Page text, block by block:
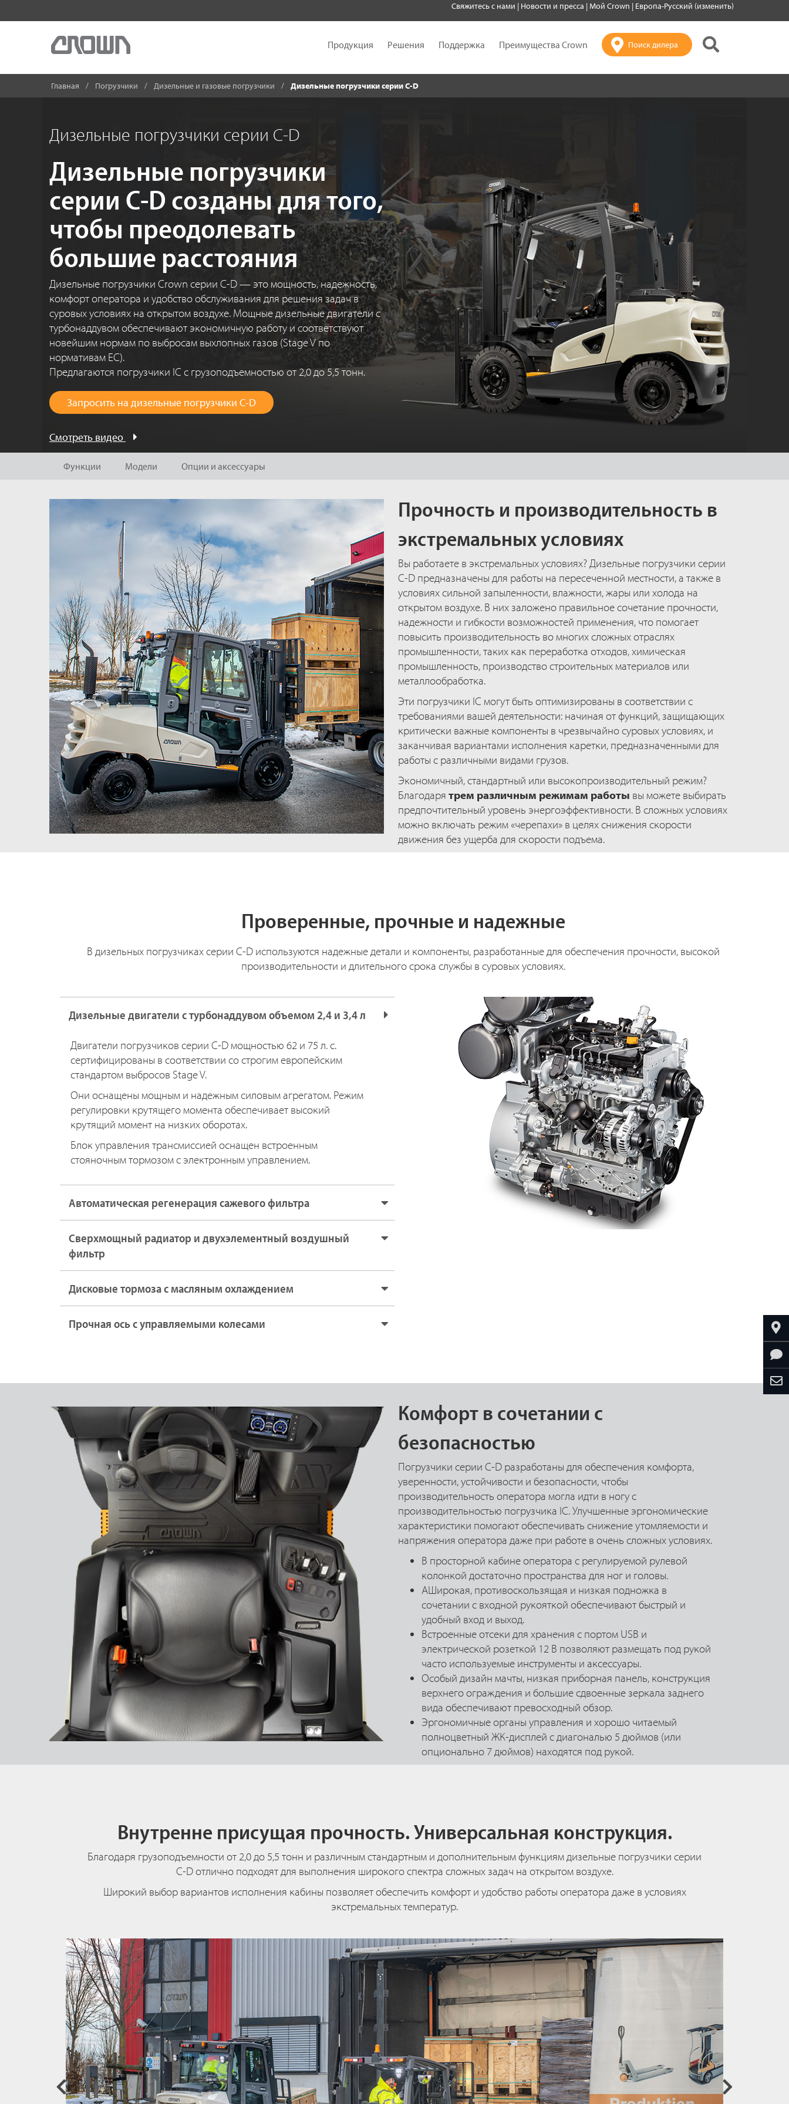
Свяжитесь с нами | Новости и пресса |Мой Crown | Европа-Русский (изменить)
Продукция Решения Поддержка Преимущества Crown Поиск дилера
Главная Погрузчики Дизельные и газовые погрузчики Дизельные погрузчики серии C-D
Дизельные погрузчики серии C-D
Дизельные погрузчики
серии C-D созданы для того,
чтобы преодолевать
большие расстояния
Дизельные погрузчики Crown серии C-D — это мощность, надежность,
комфорт оператора и удобство обслуживания для решения задач в
суровых условиях на открытом воздухе. Мощные дизельные двигатели с
турбонаддувом обеспечивают экономичную работу и соответствуют
новейшим нормам по выбросам выхлопных газов (Stage V по
нормативам ЕС).
Предлагаются погрузчики IC с грузоподъемностью от 2,0 до 5,5 тонн.
Запросить на дизельные погрузчики C-D
Смотреть видео
Функции Модели Опции и аксессуары
Прочность и производительность в
экстремальных условиях
Вы работаете в экстремальных условиях? Дизельные погрузчики серии
C-D предназначены для работы на пересеченной местности, а также в
условиях сильной запыленности, влажности, жары или холода на
открытом воздухе. В них заложено правильное сочетание прочности,
надежности и гибкости возможностей применения, что помогает
повысить производительность во многих сложных отраслях
промышленности, таких как переработка отходов, химическая
промышленность, производство строительных материалов или
металлообработка.
Эти погрузчики IC могут быть оптимизированы в соответствии с
требованиями вашей деятельности: начиная от функций, защищающих
критически важные компоненты в чрезвычайно суровых условиях, и
заканчивая вариантами исполнения каретки, предназначенными для
работы с различными видами грузов.
Экономичный, стандартный или высокопроизводительный режим?
Благодаря трем различным режимам работы вы можете выбирать
предпочтительный уровень энергоэффективности. В сложных условиях
можно включать режим «черепахи» в целях снижения скорости
движения без ущерба для скорости подъема.
Проверенные, прочные и надежные
В дизельных погрузчиках серии C-D используются надежные детали и компоненты, разработанные для обеспечения прочности, высокой
производительности и длительного срока службы в суровых условиях.
Дизельные двигатели с турбонаддувом объемом 2,4 и 3,4 л
Двигатели погрузчиков серии C-D мощностью 62 и 75 л. с.
сертифицированы в соответствии со строгим европейским
стандартом выбросов Stage V.
Они оснащены мощным и надежным силовым агрегатом. Режим
регулировки крутящего момента обеспечивает высокий
крутящий момент на низких оборотах.
Блок управления трансмиссией оснащен встроенным
стояночным тормозом с электронным управлением.
Автоматическая регенерация сажевого фильтра
Сверхмощный радиатор и двухэлементный воздушный
фильтр
Дисковые тормоза с масляным охлаждением
Прочная ось с управляемыми колесами
Комфорт в сочетании с
безопасностью
Погрузчики серии C-D разработаны для обеспечения комфорта,
уверенности, устойчивости и безопасности, чтобы
производительность оператора могла идти в ногу с
производительностью погрузчика IC. Улучшенные эргономические
характеристики помогают обеспечивать снижение утомляемости и
напряжения оператора даже при работе в очень сложных условиях.
В просторной кабине оператора с регулируемой рулевой
колонкой достаточно пространства для ног и головы.
AШирокая, противоскользящая и низкая подножка в
сочетании с входной рукояткой обеспечивают быстрый и
удобный вход и выход.
Встроенные отсеки для хранения с портом USB и
электрической розеткой 12 В позволяют размещать под рукой
часто используемые инструменты и аксессуары.
Особый дизайн мачты, низкая приборная панель, конструкция
верхнего ограждения и большие сдвоенные зеркала заднего
вида обеспечивают превосходный обзор.
Эргономичные органы управления и хорошо читаемый
полноцветный ЖК-дисплей с диагональю 5 дюймов (или
опционально 7 дюймов) находятся под рукой.
Внутренне присущая прочность. Универсальная конструкция.
Благодаря грузоподъемности от 2,0 до 5,5 тонн и различным стандартным и дополнительным функциям дизельные погрузчики серии
C-D отлично подходят для выполнения широкого спектра сложных задач на открытом воздухе.
Широкий выбор вариантов исполнения кабины позволяет обеспечить комфорт и удобство работы оператора даже в условиях
экстремальных температур.